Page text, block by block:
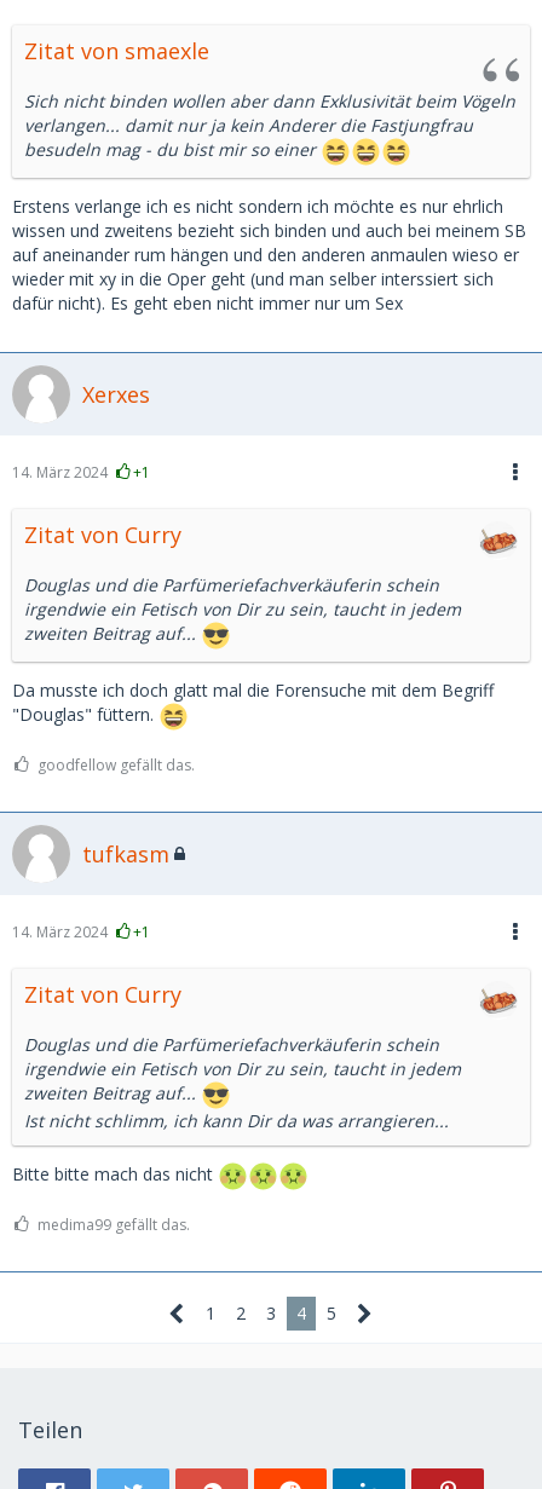
Zitat von smaexle
Sich nicht binden wollen aber dann Exklusivität beim Vögeln
verlangen... damit nur ja kein Anderer die Fastjungfrau
besudeln mag - du bist mir so einer
Erstens verlange ich es nicht sondern ich möchte es nur ehrlich
wissen und zweitens bezieht sich binden und auch bei meinem SB
auf aneinander rum hängen und den anderen anmaulen wieso er
wieder mit xy in die Oper geht (und man selber interssiert sich
dafür nicht). Es geht eben nicht immer nur um Sex
Xerxes
14. März 2024 +1
Zitat von Curry
Douglas und die Parfümeriefachverkäuferin schein
irgendwie ein Fetisch von Dir zu sein, taucht in jedem
zweiten Beitrag auf...
Da musste ich doch glatt mal die Forensuche mit dem Begriff
"Douglas" füttern.
goodfellow gefällt das.
tufkasm
14. März 2024 +1
Zitat von Curry
Douglas und die Parfümeriefachverkäuferin schein
irgendwie ein Fetisch von Dir zu sein, taucht in jedem
zweiten Beitrag auf...
Ist nicht schlimm, ich kann Dir da was arrangieren...
Bitte bitte mach das nicht
medima99 gefällt das.
1 2 3 4 5
Teilen